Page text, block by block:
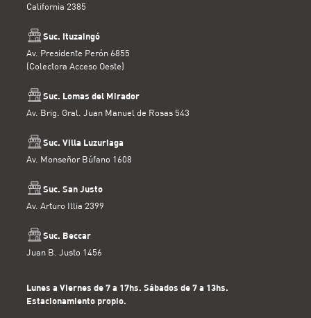
California 2385
Suc. Ituzaingó
Av. Presidente Perón 6855
(Colectora Acceso Oeste)
Suc. Lomas del Mirador
Av. Brig. Gral. Juan Manuel de Rosas 543
Suc. Villa Luzuriaga
Av. Monseñor Búfano 1608
Suc. San Justo
Av. Arturo Illia 2399
Suc. Beccar
Juan B. Justo 1456
Lunes a Viernes de 7 a 17hs. Sábados de 7 a 13hs.
Estacionamiento propio.